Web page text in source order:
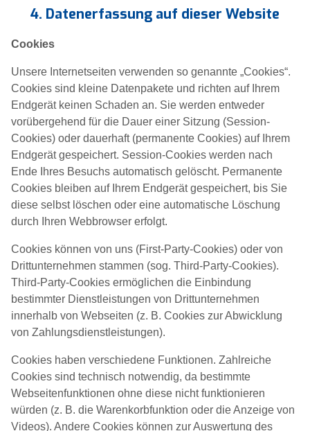
4. Datenerfassung auf dieser Website
Cookies
Unsere Internetseiten verwenden so genannte „Cookies“.
Cookies sind kleine Datenpakete und richten auf Ihrem
Endgerät keinen Schaden an. Sie werden entweder
vorübergehend für die Dauer einer Sitzung (Session-
Cookies) oder dauerhaft (permanente Cookies) auf Ihrem
Endgerät gespeichert. Session-Cookies werden nach
Ende Ihres Besuchs automatisch gelöscht. Permanente
Cookies bleiben auf Ihrem Endgerät gespeichert, bis Sie
diese selbst löschen oder eine automatische Löschung
durch Ihren Webbrowser erfolgt.
Cookies können von uns (First-Party-Cookies) oder von
Drittunternehmen stammen (sog. Third-Party-Cookies).
Third-Party-Cookies ermöglichen die Einbindung
bestimmter Dienstleistungen von Drittunternehmen
innerhalb von Webseiten (z. B. Cookies zur Abwicklung
von Zahlungsdienstleistungen).
Cookies haben verschiedene Funktionen. Zahlreiche
Cookies sind technisch notwendig, da bestimmte
Webseitenfunktionen ohne diese nicht funktionieren
würden (z. B. die Warenkorbfunktion oder die Anzeige von
Videos). Andere Cookies können zur Auswertung des